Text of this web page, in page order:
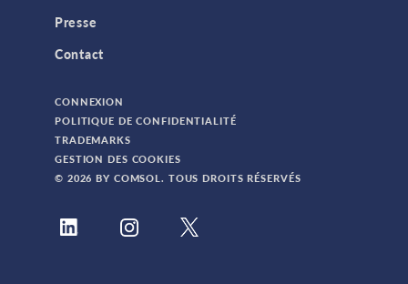
Presse
Contact
CONNEXION
POLITIQUE DE CONFIDENTIALITÉ
TRADEMARKS
GESTION DES COOKIES
© 2026 BY COMSOL. TOUS DROITS RÉSERVÉS